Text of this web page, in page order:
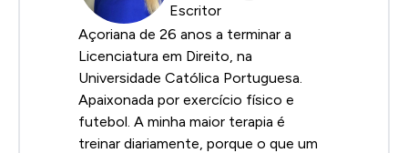
Escritor
Açoriana de 26 anos a terminar a
Licenciatura em Direito, na
Universidade Católica Portuguesa.
Apaixonada por exercício físico e
futebol. A minha maior terapia é
treinar diariamente, porque o que um